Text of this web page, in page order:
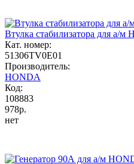
Втулка стабилизатора для а/м
Кат. номер:
51306TV0E01
Производитель:
HONDA
Код:
108883
978р.
нет